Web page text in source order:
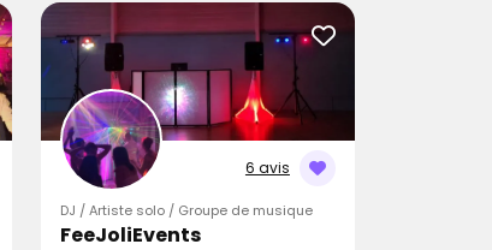
6 avis
DJ / Artiste solo / Groupe de musique
FeeJoliEvents